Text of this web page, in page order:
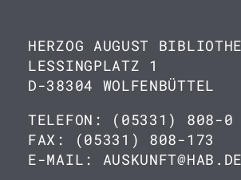
HERZOG AUGUST
LESSINGPLATZ 1
D-38304 WOLFENBÜTTEL
TELEFON: (05331) 808-0
FAX: (05331) 808-173
E-MAIL: AUSKUNFT@HAB.DE